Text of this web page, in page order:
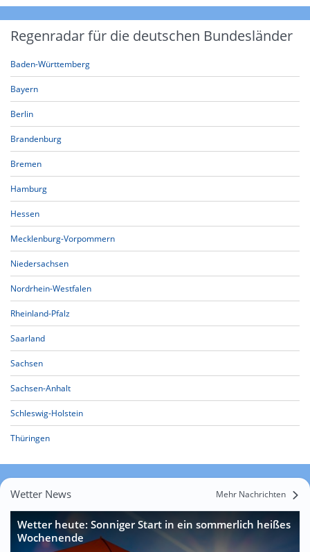
Regenradar für die deutschen Bundesländer
Baden-Württemberg
Bayern
Berlin
Brandenburg
Bremen
Hamburg
Hessen
Mecklenburg-Vorpommern
Niedersachsen
Nordrhein-Westfalen
Rheinland-Pfalz
Saarland
Sachsen
Sachsen-Anhalt
Schleswig-Holstein
Thüringen
Wetter News Mehr Nachrichten
Wetter heute: Sonniger Start in ein sommerlich heißes
Wochenende